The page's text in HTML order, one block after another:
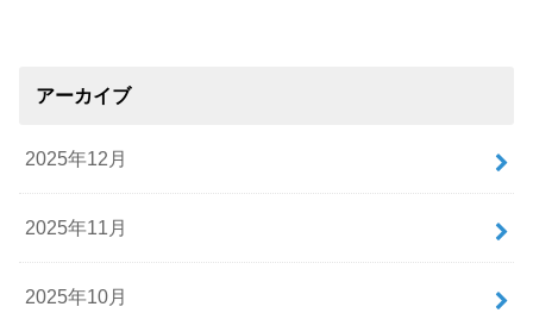
アーカイブ
2025年12月
2025年11月
2025年10月